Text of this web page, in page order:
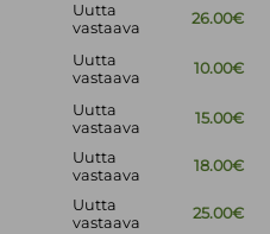
Uutta
vastaava
26.00€
Uutta
vastaava
10.00€
Uutta
vastaava
15.00€
Uutta
vastaava
18.00€
Uutta
vastaava
25.00€